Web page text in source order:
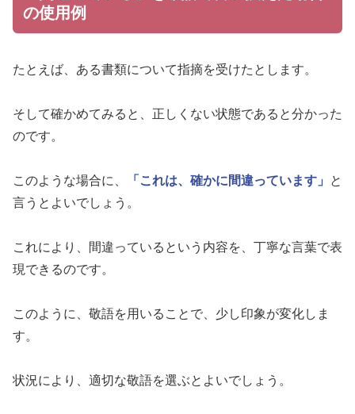
の使用例
たとえば、ある書類について指摘を受けたとします。
そして確かめてみると、正しくない状態であると分かった
のです。
このような場合に、 「これは、確かに間違っています」
と
言うとよいでしょう。
これにより、間違っているという内容を、丁寧な言葉で表
現できるのです。
このように、敬語を用いることで、少し印象が変化しま
す。
状況により、適切な敬語を選ぶとよいでしょう。